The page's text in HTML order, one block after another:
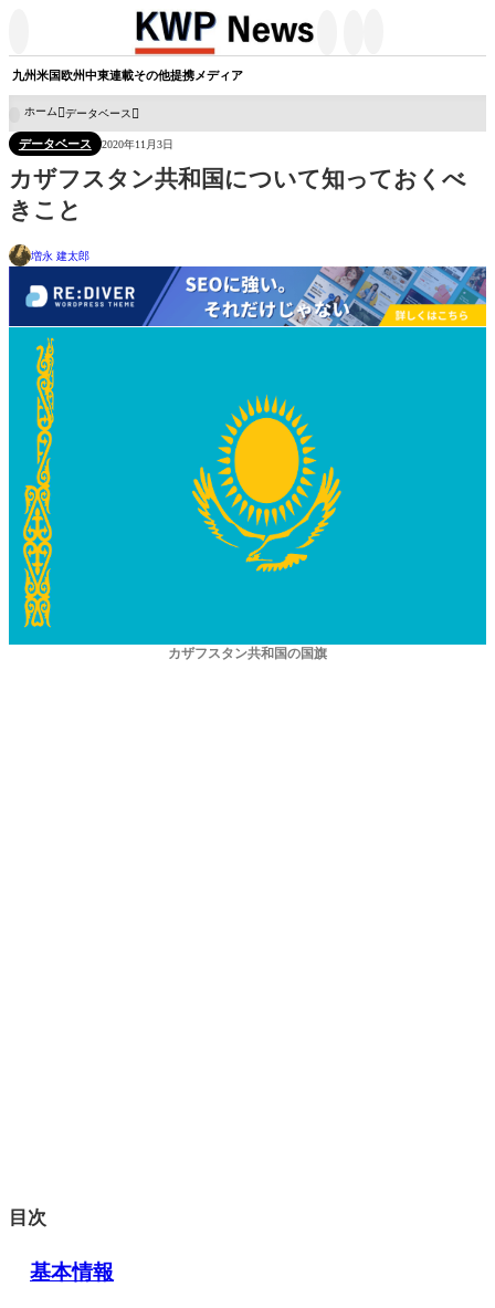
九州米国欧州中東連載その他提携メディア
ホーム データベース
データベース 2020年11月3日
カザフスタン共和国について知っておくべ
きこと
増永 建太郎
カザフスタン共和国の国旗
目次
基本情報